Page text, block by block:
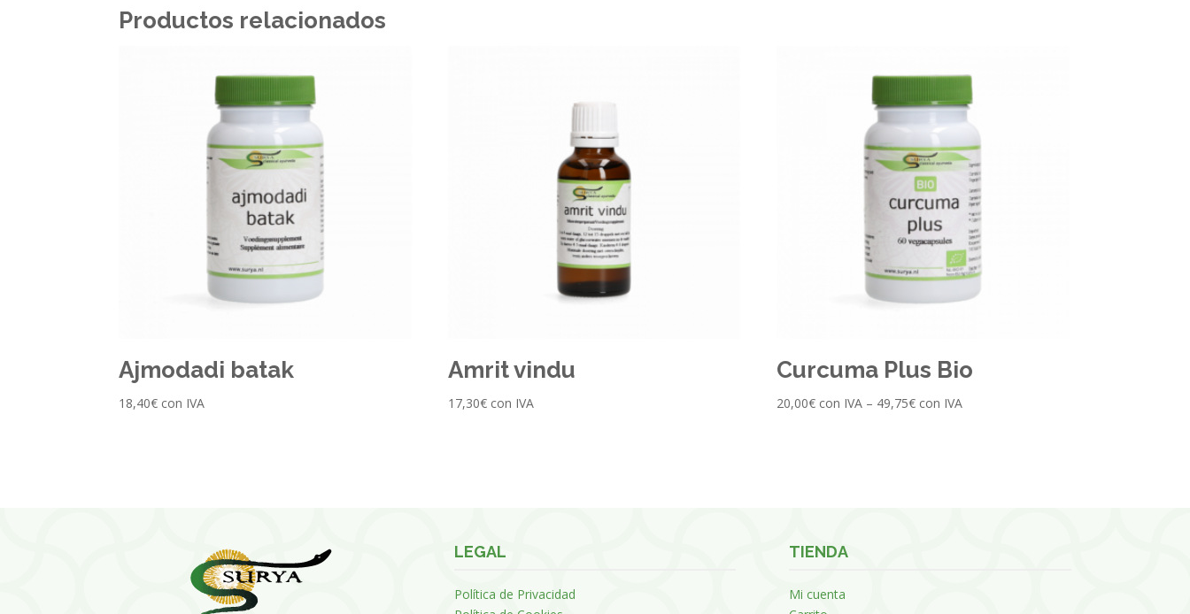
Productos relacionados
Ajmodadi batak
18,40€ con IVA
Amrit vindu
17,30€ con IVA
Curcuma Plus Bio
20,00€ con IVA – 49,75€ con IVA
LEGAL
Política de Privacidad
TIENDA
Mi cuenta